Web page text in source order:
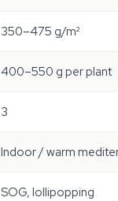
350–475 g/m²
400–550 g per plant
3
Indoor / warm
SOG, lollipopping